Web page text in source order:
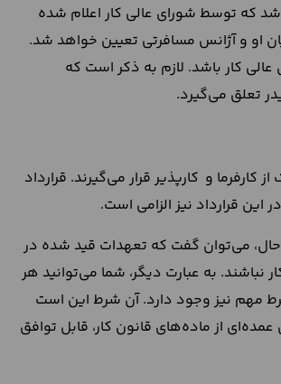
که توسط شورای عالی کار اعلام شده
او و آژانس مسافرتی تعیین خواهد شد.
کار باشد. لازم به ذکر است که
تعلق می‌گیرد.
و کارپذیر قرار می‌گیرند. قرارداد
این قرارداد نیز الزامی است.
می‌توان گفت که تعهدات قید شده در
نباشند. به عبارت دیگر، شما می‌توانید هر
مهم نیز وجود دارد. آن شرط این است
از ماده‌های قانون کار، قابل توافق